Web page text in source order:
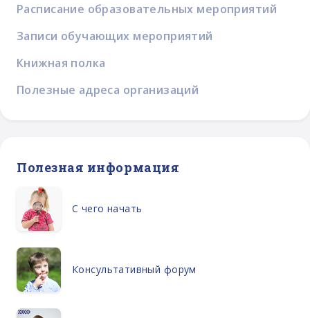
Расписание образовательных мероприятий
Записи обучающих мероприятий
Книжная полка
Полезные адреса организаций
Полезная информация
С чего начать
Консультативный форум